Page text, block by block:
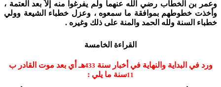
وعمر بن الخطاب رضي الله عنهما ولم يفرغوا منه إلاَّ بعد العتمة ،
وأخذت خطوطهم بموافقة ما سمعوه ، وعزل خطباء الشيعة وولي
خطباء السنة ولله الحمد والمنة على ذلك وغيره .
القراءة الخامسة
ورد في البداية والنهاية في أخبار سنة 433هـ أي بعد موت القادر ب
11سنة ما يلي :